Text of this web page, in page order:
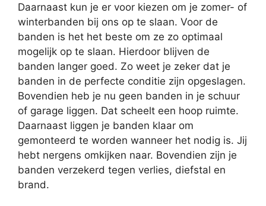
Daarnaast kun je er voor kiezen om je zomer- of
winterbanden bij ons op te slaan. Voor de
banden is het het beste om ze zo optimaal
mogelijk op te slaan. Hierdoor blijven de
banden langer goed. Zo weet je zeker dat je
banden in de perfecte conditie zijn opgeslagen.
Bovendien heb je nu geen banden in je schuur
of garage liggen. Dat scheelt een hoop ruimte.
Daarnaast liggen je banden klaar om
gemonteerd te worden wanneer het nodig is. Jij
hebt nergens omkijken naar. Bovendien zijn je
banden verzekerd tegen verlies, diefstal en
brand.